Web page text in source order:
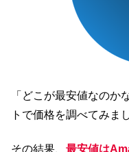
「どこが最安値なのか
トで価格を調べてみま
その結果、 最安値は